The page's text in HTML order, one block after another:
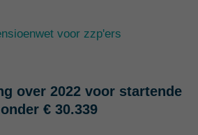
voor zzp'ers
over 2022 voor startende
€ 30.339